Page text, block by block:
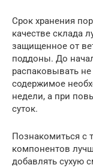
Срок хранения
качестве склада
защищенное от
поддоны. До
распаковывать
содержимое
недели, а при
суток.
Познакомиться с
компонентов
добавлять сухую